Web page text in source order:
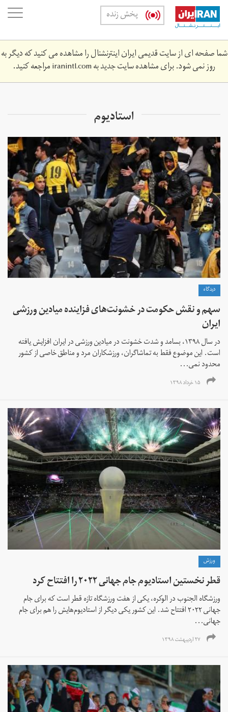
Skip
main
content
پخش زنده
شما صفحه ای از سایت قدیمی ایران اینترنشنال را مشاهده می کنید که دیگر به
روز نمی شود. برای مشاهده سایت جدید بهiranintl.comمراجعه کنید.
استادیوم
دیدگاه
سهم و نقش حکومت در خشونت‌های فزاینده‌ میادین ورزشی
ایران
در سال ۱۳۹۸، بسامد و شدت خشونت در میادین ورزشی در ایران افزایش یافته
است. این موضوع فقط به تماشاگران، ورزشکاران مرد و مناطق خاصی از کشور
محدود نمی‌...
۱۵ خرداد ۱۳۹۸
ورزش
قطر نخستین استادیوم جام جهانی ۲۰۲۲ را افتتاح کرد
ورزشگاه الجنوب در الوکره، یکی از هفت ورزشگاه تازه قطر است که برای جام
جهانی ۲۰۲۲ افتتاح شد. این کشور یکی دیگر از استادیوم‌هایش را هم برای جام
جهانی...
۲۷ اردیبهشت ۱۳۹۸